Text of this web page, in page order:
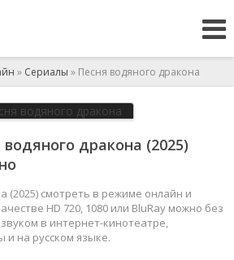
» Сериалы » Песня водяного дракона
дракона (2025)
(2025) смотреть в режиме онлайн и
HD 720, 1080 или BluRay можно без
в интернет-кинотеатре,
и на русском языке.